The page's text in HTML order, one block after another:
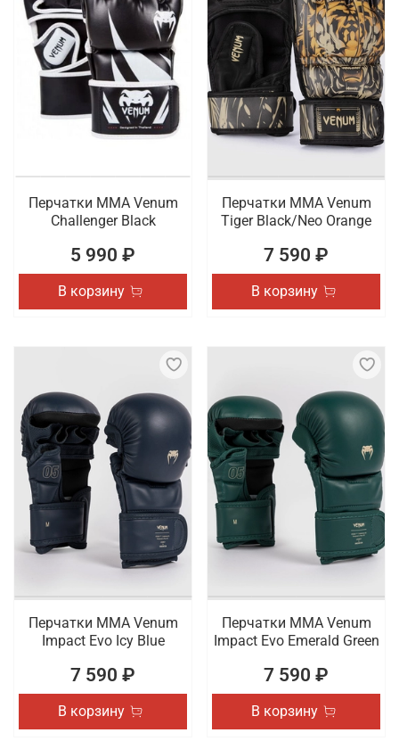
Перчатки ММА Venum
Challenger Black
5 990 ₽
В корзину
Перчатки ММА Venum
Tiger Black/Neo Orange
7 590 ₽
В корзину
Перчатки ММА Venum
Impact Evo Icy Blue
7 590 ₽
В корзину
Перчатки ММА Venum
Impact Evo Emerald Green
7 590 ₽
В корзину